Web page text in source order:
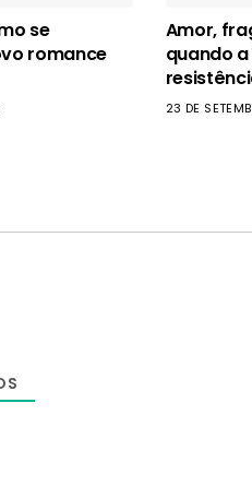
se
romance
Amor,
quando
23 DE